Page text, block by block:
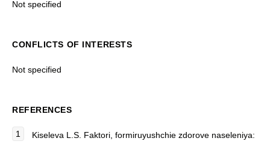
Not specified
CONFLICTS OF INTERESTS
Not specified
REFERENCES
Kiseleva L.S. Faktori, formiruyushchie zdorove naseleniya: